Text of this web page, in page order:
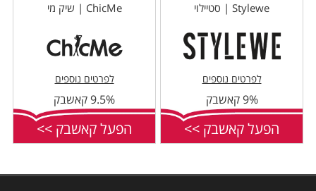
Stylewe | סטיילוי
לפרטים נוספים
9% קאשבק
הפעל קאשבק >>
ChicMe | שיק מי
לפרטים נוספים
9.5% קאשבק
הפעל קאשבק >>